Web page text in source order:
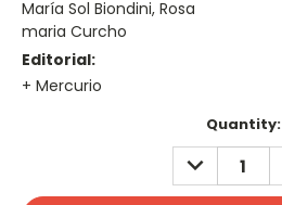
María Sol Biondini, Rosa
maria Curcho
Editorial:
+ Mercurio
Quantity:
DECREASE
QUANTITY: